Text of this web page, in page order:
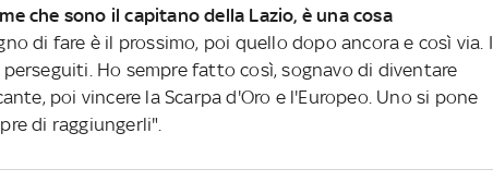
che sono il capitano della Lazio, è una cosa
di fare è il prossimo, poi quello dopo ancora e così via. I
Ho sempre fatto così, sognavo di diventare
poi vincere la Scarpa d'Oro e l'Europeo. Uno si pone
di raggiungerli".